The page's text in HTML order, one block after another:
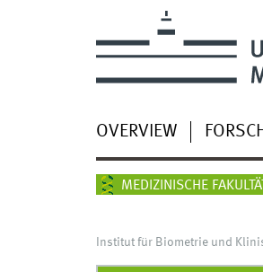
OVERVIEW
MEDIZINISCHE
Institut für Biometrie und